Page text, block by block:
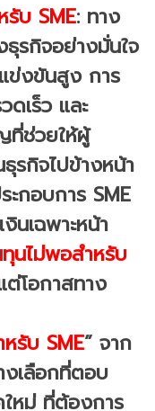
บ SME: ทาง
รกิจอย่างมั่นใจ
ข่งขันสูง การ
ดเร็ว และ
ที่ช่วยให้ผู้
รกิจไปข้างหน้า
กอบการ SME
นเฉพาะหน้า
นไม่พอสำหรับ
ต่โอกาสทาง
รับ SME” จาก
งเลือกที่ตอบ
ใหม่ ที่ต้องการ